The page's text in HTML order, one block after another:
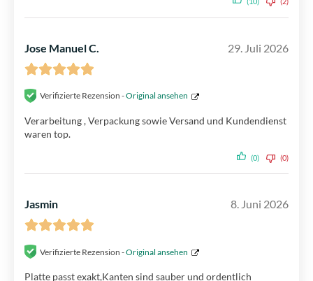
Jose Manuel C. 29. Juli 2026
Verifizierte Rezension -Original ansehen
Verarbeitung , Verpackung sowie Versand und Kundendienst
waren top.
(0) (0)
Jasmin 8. Juni 2026
Verifizierte Rezension -Original ansehen
Platte passt exakt,Kanten sind sauber und ordentlich